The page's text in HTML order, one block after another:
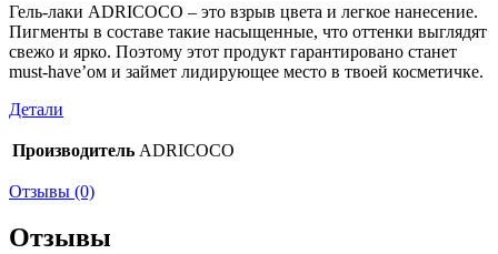
Гель-лаки ADRICOCO – это взрыв цвета и легкое нанесение.
Пигменты в составе такие насыщенные, что оттенки выглядят
свежо и ярко. Поэтому этот продукт гарантировано станет
must-have’ом и займет лидирующее место в твоей косметичке.
Детали
Производитель ADRICOCO
Отзывы (0)
Отзывы